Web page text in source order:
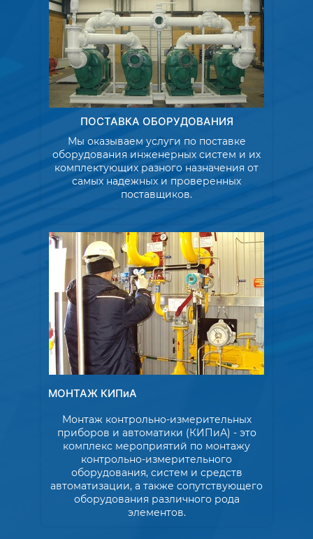
ПОСТАВКА ОБОРУДОВАНИЯ
Мы оказываем услуги по поставке
оборудования инженерных систем и их
комплектующих разного назначения от
самых надежных и проверенных
поставщиков.
МОНТАЖ КИПиА
Монтаж контрольно-измерительных
приборов и автоматики (КИПиА) - это
комплекс мероприятий по монтажу
контрольно-измерительного
оборудования, систем и средств
автоматизации, а также сопутствующего
оборудования различного рода
элементов.